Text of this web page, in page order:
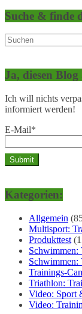
Suche & finde
Ja, diesen
Ich will nichts
informiert werden!
E-Mail*
Kategorien:
Allgemein
Multisport:
Produkttest
Schwimmen:
Trainings-
Triathlon:
Video: Sport
Video: